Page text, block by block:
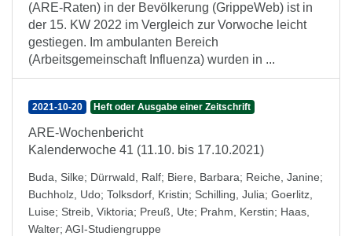
(ARE-Raten) in der Bevölkerung (GrippeWeb) ist in
der 15. KW 2022 im Vergleich zur Vorwoche leicht
gestiegen. Im ambulanten Bereich
(Arbeitsgemeinschaft Influenza) wurden in ...
2021-10-20 Heft oder Ausgabe einer Zeitschrift
ARE-Wochenbericht
Kalenderwoche 41 (11.10. bis 17.10.2021)
Buda, Silke; Dürrwald, Ralf; Biere, Barbara; Reiche, Janine;
Buchholz, Udo; Tolksdorf, Kristin; Schilling, Julia; Goerlitz,
Luise; Streib, Viktoria; Preuß, Ute; Prahm, Kerstin; Haas,
Walter; AGI-Studiengruppe